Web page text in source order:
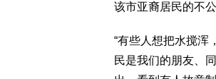
该市亚裔居民的不
“有些人想把水搅浑
民是我们的朋友、